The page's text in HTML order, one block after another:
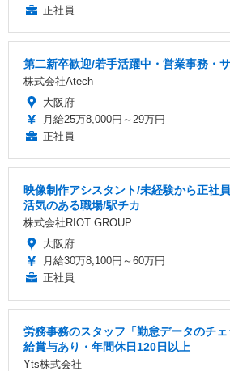
正社員
第二新卒歓迎/若手活躍中・営業事務・
株式会社Atech
大阪府
月給25万8,000円～29万円
正社員
映像制作アシスタント/未経験から正社
活気のある職場/駅チカ
株式会社RIOT GROUP
大阪府
月給30万8,100円～60万円
正社員
労務事務のスタッフ「勤怠データのチ
給賞与あり・年間休日120日以上
Yts株式会社